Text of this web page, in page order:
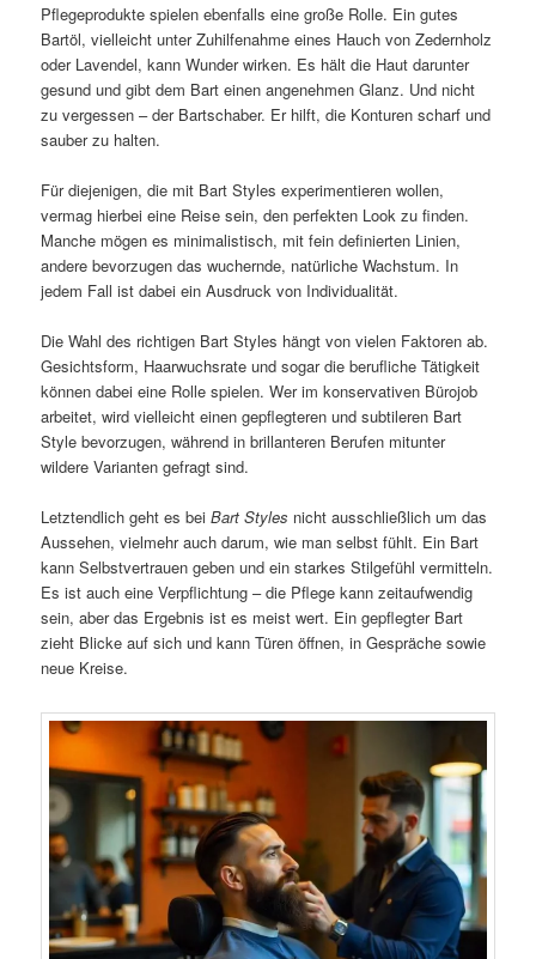
Pflegeprodukte spielen ebenfalls eine große Rolle. Ein gutes
Bartöl, vielleicht unter Zuhilfenahme eines Hauch von Zedernholz
oder Lavendel, kann Wunder wirken. Es hält die Haut darunter
gesund und gibt dem Bart einen angenehmen Glanz. Und nicht
zu vergessen – der Bartschaber. Er hilft, die Konturen scharf und
sauber zu halten.
Für diejenigen, die mit Bart Styles experimentieren wollen,
vermag hierbei eine Reise sein, den perfekten Look zu finden.
Manche mögen es minimalistisch, mit fein definierten Linien,
andere bevorzugen das wuchernde, natürliche Wachstum. In
jedem Fall ist dabei ein Ausdruck von Individualität.
Die Wahl des richtigen Bart Styles hängt von vielen Faktoren ab.
Gesichtsform, Haarwuchsrate und sogar die berufliche Tätigkeit
können dabei eine Rolle spielen. Wer im konservativen Bürojob
arbeitet, wird vielleicht einen gepflegteren und subtileren Bart
Style bevorzugen, während in brillanteren Berufen mitunter
wildere Varianten gefragt sind.
Letztendlich geht es beiBart Styles nicht ausschließlich um das
Aussehen, vielmehr auch darum, wie man selbst fühlt. Ein Bart
kann Selbstvertrauen geben und ein starkes Stilgefühl vermitteln.
Es ist auch eine Verpflichtung – die Pflege kann zeitaufwendig
sein, aber das Ergebnis ist es meist wert. Ein gepflegter Bart
zieht Blicke auf sich und kann Türen öffnen, in Gespräche sowie
neue Kreise.